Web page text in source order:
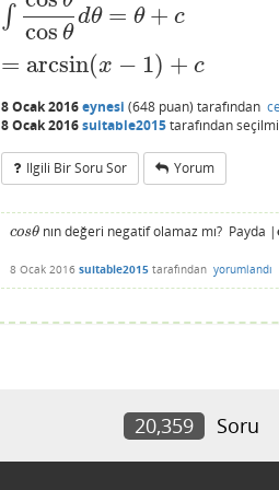
∫
cos θ
dθ = θ + c
∫cosθcosθd θ= θ+c
= arcsin(x − 1) + c
=arcsin(x−1)+c
8 Ocak 2016eynesi (648 puan) tarafından
8 Ocak 2016suitable2015tarafından
Ilgili Bir Soru Sor Yorum
cosθ
cosθ nın değeri negatif olamaz mı? Payda |
8 Ocak 2016 suitable2015 tarafından yorumlandı
20,359 Soru